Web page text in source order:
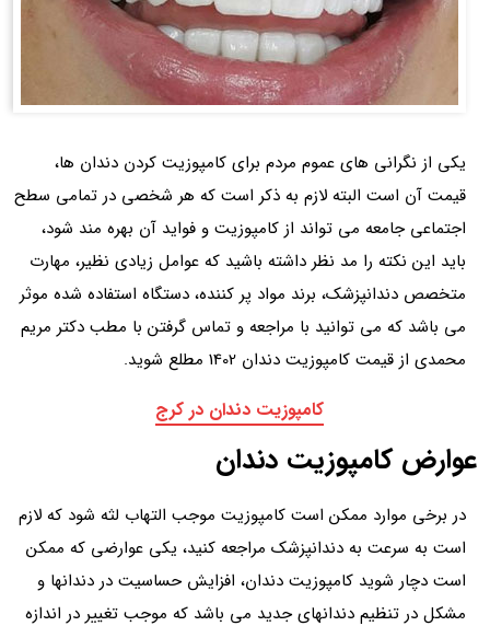
یکی از نگرانی های عموم مردم برای کامپوزیت کردن دندان ها،
قیمت آن است البته لازم به ذکر است که هر شخصی در تمامی سطح
اجتماعی جامعه می تواند از کامپوزیت و فواید آن بهره مند شود،
باید این نکته را مد نظر داشته باشید که عوامل زیادی نظیر، مهارت
متخصص دندانپزشک، برند مواد پر کننده، دستگاه استفاده شده موثر
می باشد که می توانید با مراجعه و تماس گرفتن با مطب دکتر مریم
محمدی از قیمت کامپوزیت دندان 1402 مطلع شوید.
کامپوزیت دندان در کرج
عوارض کامپوزیت دندان
در برخی موارد ممکن است کامپوزیت موجب التهاب لثه شود که لازم
است به سرعت به دندانپزشک مراجعه کنید، یکی عوارضی که ممکن
است دچار شوید کامپوزیت دندان، افزایش حساسیت در دندانها و
مشکل در تنظیم دندانهای جدید می باشد که موجب تغییر در اندازه